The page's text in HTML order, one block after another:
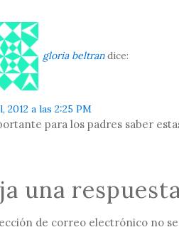
gloria beltran dice:
2012 a las 2:25 PM
para los padres saber
una
de correo electrónico no